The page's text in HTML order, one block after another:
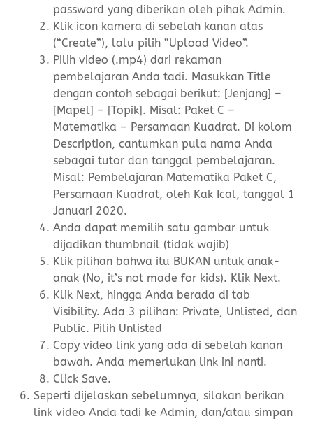
password yang diberikan oleh pihak Admin.
Klik icon kamera di sebelah kanan atas
(“Create”), lalu pilih “Upload Video”.
Pilih video (.mp4) dari rekaman
pembelajaran Anda tadi. Masukkan Title
dengan contoh sebagai berikut: [Jenjang] –
[Mapel] – [Topik]. Misal: Paket C –
Matematika – Persamaan Kuadrat. Di kolom
Description, cantumkan pula nama Anda
sebagai tutor dan tanggal pembelajaran.
Misal: Pembelajaran Matematika Paket C,
Persamaan Kuadrat, oleh Kak Ical, tanggal 1
Januari 2020.
Anda dapat memilih satu gambar untuk
dijadikan thumbnail (tidak wajib)
Klik pilihan bahwa itu BUKAN untuk anak-
anak (No, it’s not made for kids). Klik Next.
Klik Next, hingga Anda berada di tab
Visibility. Ada 3 pilihan: Private, Unlisted, dan
Public. Pilih Unlisted
Copy video link yang ada di sebelah kanan
bawah. Anda memerlukan link ini nanti.
Click Save.
Seperti dijelaskan sebelumnya, silakan berikan
link video Anda tadi ke Admin, dan/atau simpan